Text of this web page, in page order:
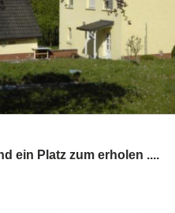
ein Platz zum erholen ....